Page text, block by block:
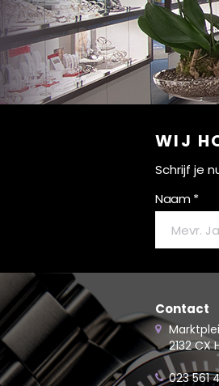
WIJ
Schrijf je
Naam *
Contact
2132 CX
023 561